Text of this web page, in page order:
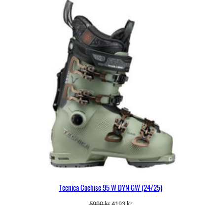
Tecnica Cochise 95 W DYN GW (24/25)
Det
Det